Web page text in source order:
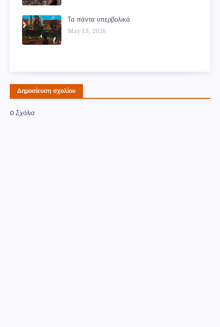
Τα πάντα υπερβολικά
May 15, 2026
Δημοσίευση σχολίου
0 Σχόλια